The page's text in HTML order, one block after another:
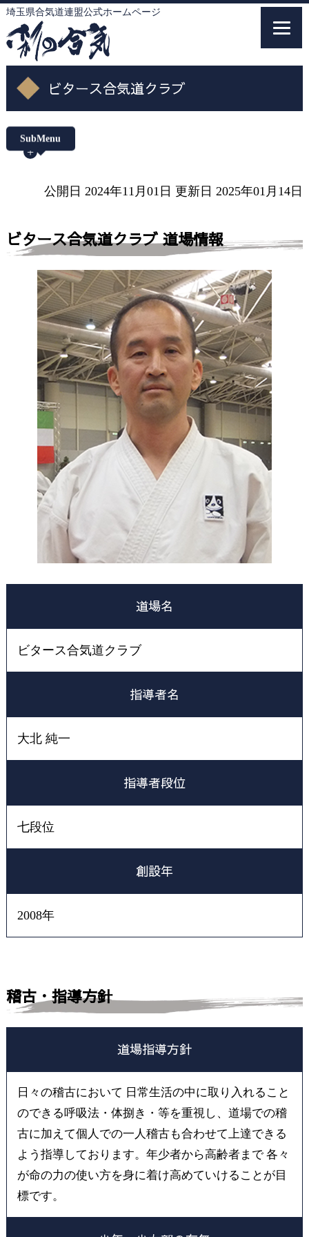
埼玉県合気道連盟公式ホームページ
トップ
埼玉県合気道連盟について
加盟案内
道場一覧
加盟団体専用ページ
お知らせ
年間行事カレンダー
広報誌
書類ダウンロード
写真コーナー
サイトマップ
加盟団体専用ページ
ビタース合気道クラブ
SubMenu
公開日 2024年11月01日 更新日 2025年01月14日
ビタース合気道クラブ 道場情報
道場名
ビタース合気道クラブ
指導者名
大北 純一
指導者段位
七段位
創設年
2008年
稽古・指導方針
道場指導方針
日々の稽古において 日常生活の中に取り入れること
のできる呼吸法・体捌き・等を重視し、道場での稽
古に加えて個人での一人稽古も合わせて上達できる
よう指導しております。年少者から高齢者まで 各々
が命の力の使い方を身に着け高めていけることが目
標です。